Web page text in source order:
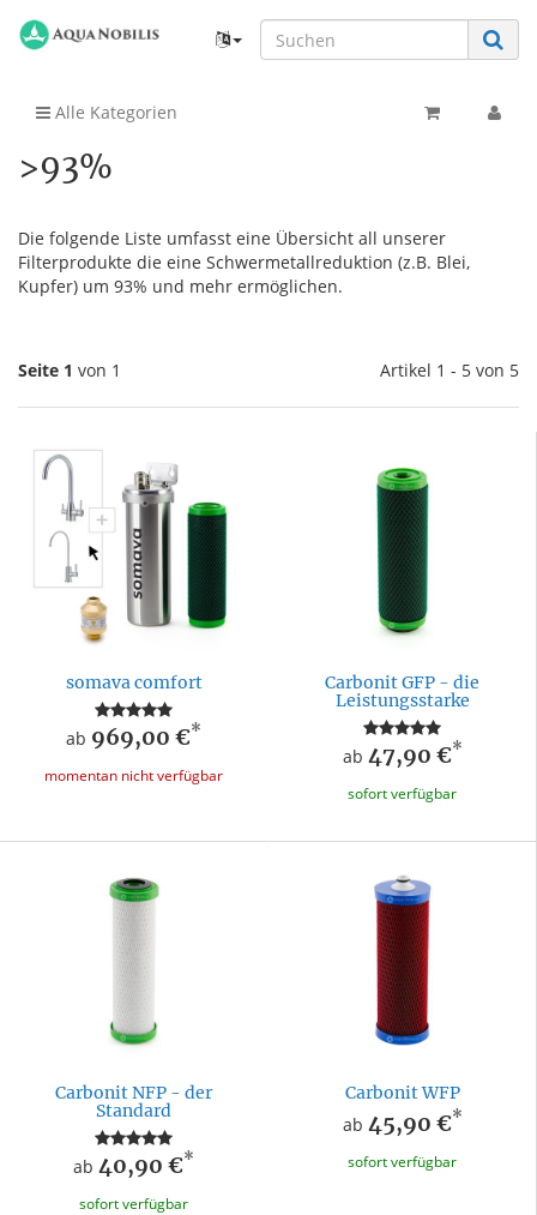
Alle Kategorien
>93%
Die folgende Liste umfasst eine Übersicht all unserer
Filterprodukte die eine Schwermetallreduktion (z.B. Blei,
Kupfer) um 93% und mehr ermöglichen.
Seite 1 von 1 Artikel 1 - 5 von 5
somava comfort
ab 969,00 €*
momentan nicht verfügbar
Carbonit GFP - die
Leistungsstarke
ab 47,90 €*
sofort verfügbar
Carbonit NFP - der
Standard
ab 40,90 €*
sofort verfügbar
Carbonit WFP
ab 45,90 €*
sofort verfügbar